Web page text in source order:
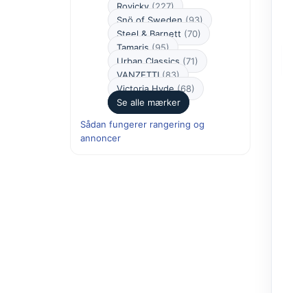
Rovicky (227)
Snö of Sweden (93)
Steel & Barnett (70)
Tamaris (95)
Urban Classics (71)
VANZETTI (83)
Victoria Hyde(68)
Se alle mærker
Sådan fungerer rangering og
annoncer